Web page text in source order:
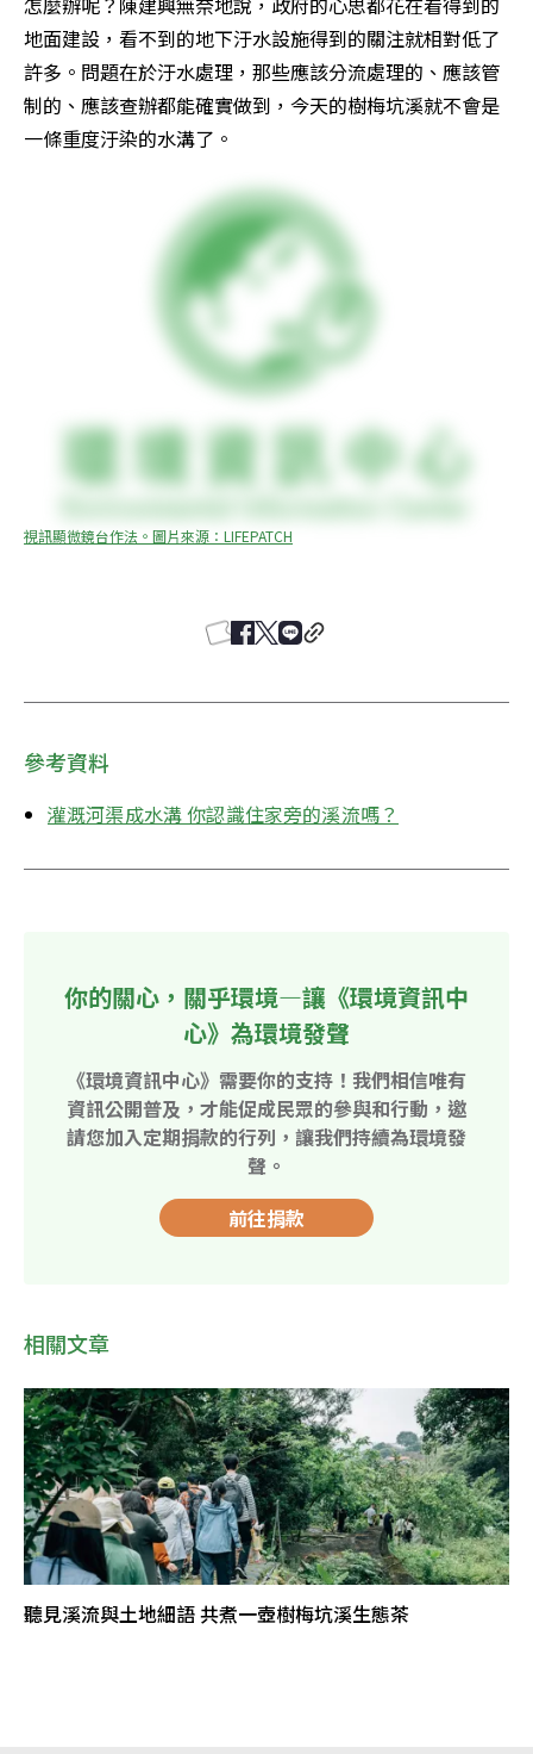
地面建設，看不到的地下汙水設施得到的關注就相對低了
許多。問題在於汙水處理，那些應該分流處理的、應該管
制的、應該查辦都能確實做到，今天的樹梅坑溪就不會是
一條重度汙染的水溝了。
視訊顯微鏡台作法。圖片來源：LIFEPATCH
參考資料
灌溉河渠成水溝 你認識住家旁的溪流嗎？
你的關心，關乎環境—讓《環境資訊中
心》為環境發聲
《環境資訊中心》需要你的支持！我們相信唯有
資訊公開普及，才能促成民眾的參與和行動，邀
請您加入定期捐款的行列，讓我們持續為環境發
聲。
前往捐款
相關文章
聽見溪流與土地細語 共煮一壺樹梅坑溪生態茶